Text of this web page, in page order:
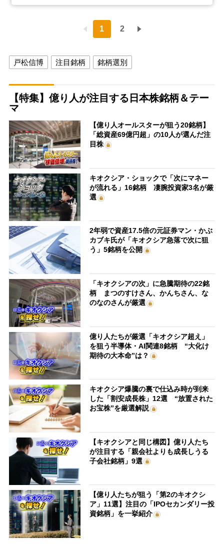
1 2
戸松信博 注目銘柄 銘柄選別
【特集】億り人が注目する日本株銘柄＆テー
マ
【億り人オールスターが狙う20銘柄】
「総資産69億円超」の10人が選んだ注
目株
キオクシア・ショックで「次にマネー
が流れる」16銘柄 凄腕投資家3名が厳
選
2年弱で資産17.5倍の元証券マン・かぶ
カブキ氏が「キオクシア急落で次に狙
う」5銘柄を公開
「キオクシアの次」に急騰期待の22銘
柄 まつのすけさん、かんちさん、な
のなのさんが厳選
億り人たちが厳選「キオクシア超え」
を狙う半導体・AI関連8銘柄 “大化け
期待の大本命”は？
キオクシア爆騰の裏で仕込み時が到来
した「割安成長株」12選 “放置された
お宝株”を厳選解説
【キオクシアと同じ構図】億り人たち
が注目する「親会社よりも成長しうる
子会社銘柄」9選
【億り人たちが狙う「第2のキオクシ
ア」11選】注目の「IPOセカンダリー投
資銘柄」を一挙紹介